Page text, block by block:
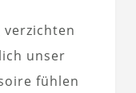
unser
fühlen